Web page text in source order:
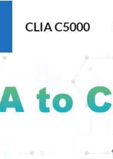
CLIA C5000